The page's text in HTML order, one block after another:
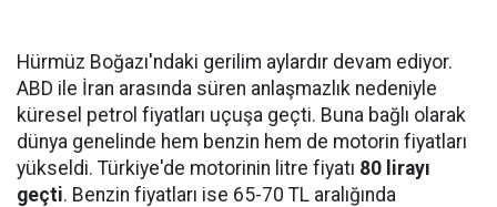
Hürmüz Boğazı'ndaki gerilim aylardır devam ediyor.
ABD ile İran arasında süren anlaşmazlık nedeniyle
küresel petrol fiyatları uçuşa geçti. Buna bağlı olarak
dünya genelinde hem benzin hem de motorin fiyatları
yükseldi. Türkiye'de motorinin litre fiyatı 80 lirayı
geçti. Benzin fiyatları ise 65-70 TL aralığında